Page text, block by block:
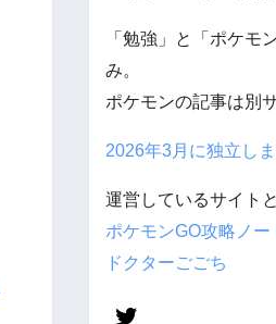
「勉強」と「ポケモ
み。
ポケモンの記事は別
2026年3月に独立し
運営しているサイト
ポケモンGO攻略ノー
ドクターごごち